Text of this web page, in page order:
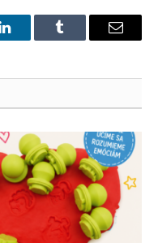
LinkedInTumblr Email